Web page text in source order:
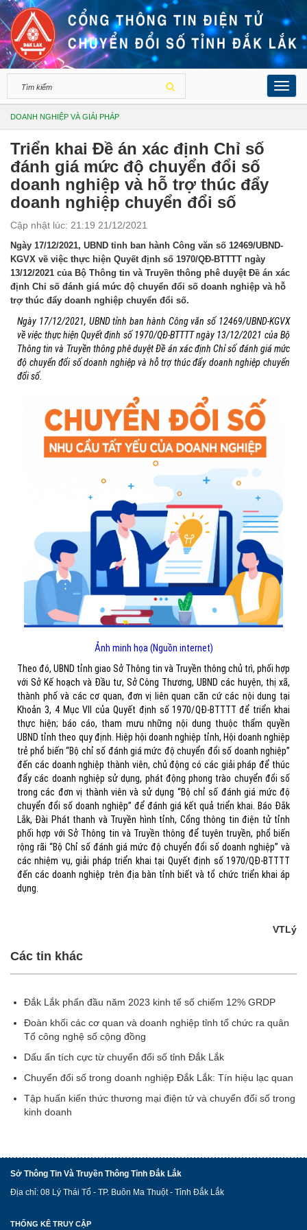
DOANH NGHIỆP VÀ GIẢI PHÁP
Triển khai Đề án xác định Chỉ số
đánh giá mức độ chuyển đổi số
doanh nghiệp và hỗ trợ thúc đẩy
doanh nghiệp chuyển đổi số
Cập nhật lúc: 21:19 21/12/2021
Ngày 17/12/2021, UBND tỉnh ban hành Công văn số 12469/UBND-
KGVX về việc thực hiện Quyết định số 1970/QĐ-BTTTT ngày
13/12/2021 của Bộ Thông tin và Truyền thông phê duyệt Đề án xác
định Chỉ số đánh giá mức độ chuyển đổi số doanh nghiệp và hỗ
trợ thúc đẩy doanh nghiệp chuyển đổi số.
Ngày 17/12/2021, UBND tỉnh ban hành Công văn số 12469/UBND-KGVX
về việc thực hiện Quyết định số 1970/QĐ-BTTTT ngày 13/12/2021 của Bộ
Thông tin và Truyền thông phê duyệt Đề án xác định Chỉ số đánh giá mức
độ chuyển đổi số doanh nghiệp và hỗ trợ thúc đẩy doanh nghiệp chuyển
đổi số.
Ảnh minh họa (Nguồn internet)
Theo đó, UBND tỉnh giao Sở Thông tin và Truyền thông chủ trì, phối hợp
với Sở Kế hoạch và Đầu tư, Sở Công Thương, UBND các huyện, thị xã,
thành phố và các cơ quan, đơn vị liên quan căn cứ các nội dung tại
Khoản 3, 4 Mục VII của Quyết định số 1970/QĐ-BTTTT để triển khai
thực hiện; báo cáo, tham mưu những nội dung thuộc thẩm quyền
UBND tỉnh theo quy định. Hiệp hội doanh nghiệp tỉnh, Hội doanh nghiệp
trẻ phổ biến “Bộ chỉ số đánh giá mức độ chuyển đổi số doanh nghiệp”
đến các doanh nghiệp thành viên, chủ động có các giải pháp để thúc
đẩy các doanh nghiệp sử dụng, phát động phong trào chuyển đổi số
trong các đơn vị thành viên và sử dụng “Bộ chỉ số đánh giá mức độ
chuyển đổi số doanh nghiệp” để đánh giá kết quả triển khai. Báo Đắk
Lắk, Đài Phát thanh và Truyền hình tỉnh, Cổng thông tin điện tử tỉnh
phối hợp với Sở Thông tin và Truyền thông để tuyên truyền, phổ biến
rộng rãi “Bộ Chỉ số đánh giá mức độ chuyển đổi số doanh nghiệp” và
các nhiệm vụ, giải pháp triển khai tại Quyết định số 1970/QĐ-BTTTT
đến các doanh nghiệp trên địa bàn tỉnh biết và tổ chức triển khai áp
dụng.
VTLý
Các tin khác
Đắk Lắk phấn đầu năm 2023 kinh tế số chiếm 12% GRDP
Đoàn khối các cơ quan và doanh nghiệp tỉnh tổ chức ra quân
Tổ công nghệ số cộng đồng
Dấu ấn tích cực từ chuyển đổi số tỉnh Đắk Lắk
Chuyển đổi số trong doanh nghiệp Đắk Lắk: Tín hiệu lạc quan
Tập huấn kiến thức thương mại điện tử và chuyển đổi số trong
kinh doanh
Sở Thông Tin Và Truyền Thông Tỉnh Đắk Lắk
Địa chỉ: 08 Lý Thái Tổ - TP. Buôn Ma Thuột - Tỉnh Đắk Lắk
THỐNG KÊ TRUY CẬP